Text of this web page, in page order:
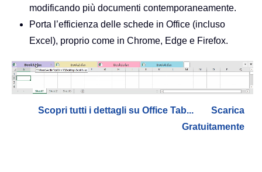
modificando più documenti contemporaneamente.
Porta l’efficienza delle schede in Office (incluso
Excel), proprio come in Chrome, Edge e Firefox.
Scopri tutti i dettagli su Office Tab...
Scarica
Gratuitamente